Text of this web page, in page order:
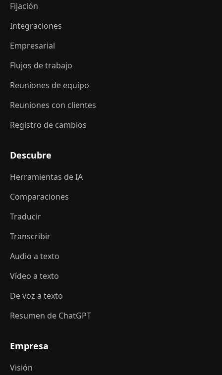
Fijación
Integraciones
Empresarial
Flujos de trabajo
Reuniones de equipo
Reuniones con clientes
Registro de cambios
Descubre
Herramientas de IA
Comparaciones
Traducir
Transcribir
Audio a texto
Vídeo a texto
De voz a texto
Resumen de ChatGPT
Empresa
Visión